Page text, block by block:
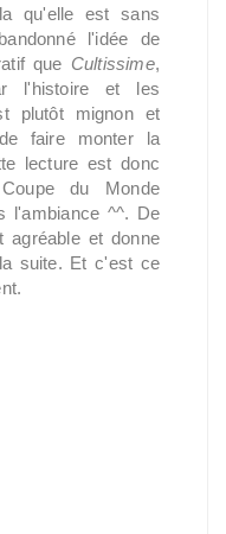
qu'elle est sans
l'idée de
que Cultissime,
l'histoire et les
plutôt mignon et
faire monter la
lecture est donc
du Monde
l'ambiance ^^. De
agréable et donne
suite. Et c'est ce